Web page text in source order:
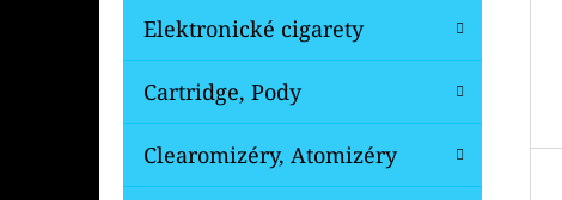
Elektronické cigarety
Cartridge, Pody
Clearomizéry, Atomizéry